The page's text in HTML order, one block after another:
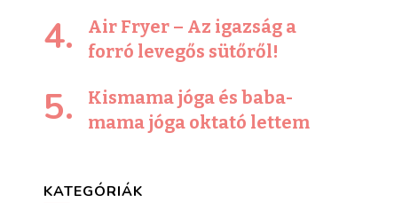
Air Fryer – Az igazság a
forró levegős sütőről!
Kismama jóga és baba-
mama jóga oktató lettem
KATEGÓRIÁK